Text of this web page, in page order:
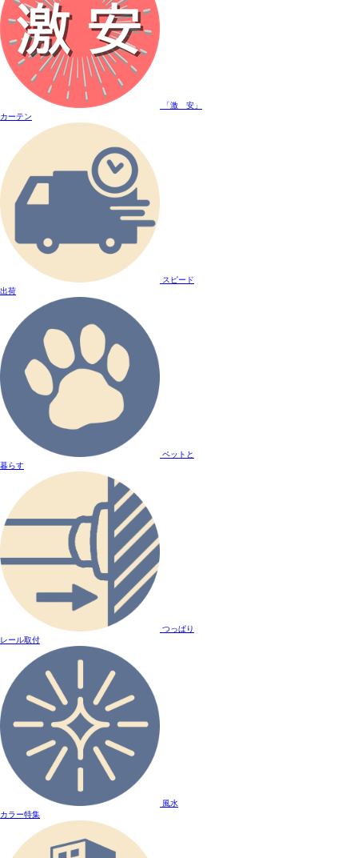
「激 安」
カーテン
スピード
出荷
ペットと
暮らす
つっぱり
レール取付
風水
カラー特集